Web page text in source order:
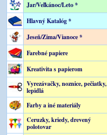
Jar/Veľkánoc/Leto *
Hlavný Katalóg *
Jeseň/Zima/Vianoce *
Farebné papiere
Kreativita s papierom
Vyrezávačky, noznice, pečiatky,
lepidlá
Farby a iné materiály
Ceruzky, kriedy, drevený
polotovar